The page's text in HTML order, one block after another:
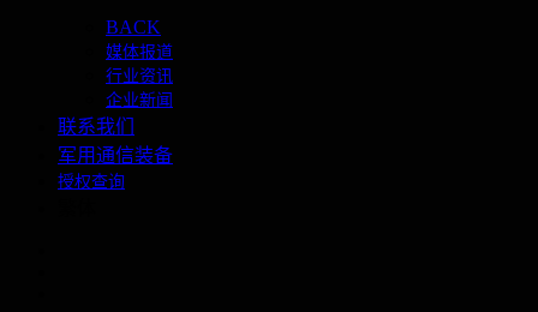
BACK
媒体报道
行业资讯
企业新闻
联系我们
军用通信装备
授权查询